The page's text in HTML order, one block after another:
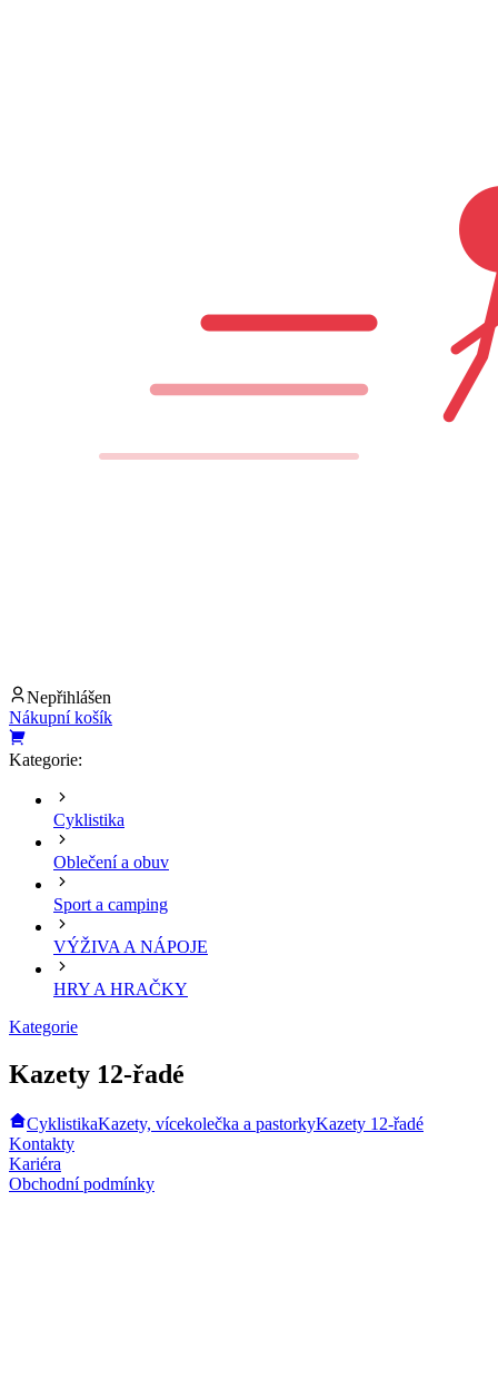
Nepřihlášen
Nákupní košík
Kategorie:
Cyklistika
Oblečení a obuv
Sport a camping
VÝŽIVA A NÁPOJE
HRY A HRAČKY
Kategorie
Kazety 12-řadé
CyklistikaKazety, vícekolečka a pastorkyKazety 12-řadé
Kontakty
Kariéra
Obchodní podmínky